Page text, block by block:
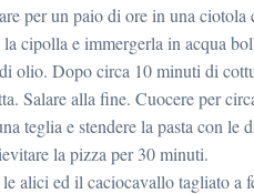
per un paio di ore in una ciotola
cipolla e immergerla in acqua
olio. Dopo circa 10 minuti di
Salare alla fine. Cuocere per
teglia e stendere la pasta con le
la pizza per 30 minuti.
alici ed il caciocavallo tagliato a